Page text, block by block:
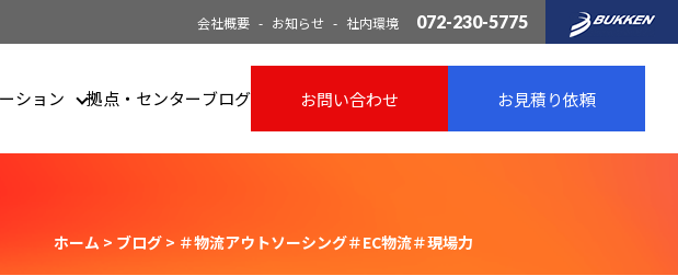
会社概要 お知らせ 社内環境 072-230-5775
ション 拠点・センターブログ お問い合わせ お見積り依頼
ホーム > ブログ > ＃物流アウトソーシング＃EC物流＃現場力